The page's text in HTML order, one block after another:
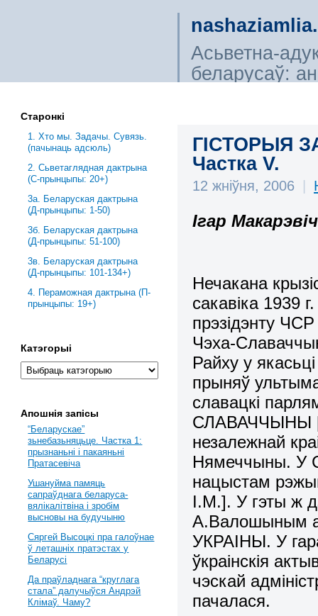
Асьветна-
беларусаў:
ГІСТОРЫЯ
Частка V.
12 жніўня, 2006 |
Ігар Макарэвіч
Нечакана
сакавіка 1939
прэзідэнту
Чэха-
Райху у
прыняў
славацкі
СЛАВАЧЧЫНЫ
незалежнай
Нямеччыны. У
нацыстам
І.М.]. У гэты ж
А.Валошыным
УКРАІНЫ. У
ўкраінскія
чэскай
пачалася.
Старонкі
1. Хто мы. Задачы. Сувязь.
(пачынаць адсюль)
2. Сьветаглядная дактрына
(С-прынцыпы: 20+)
3a. Беларуская дактрына
(Д-прынцыпы: 1-50)
3б. Беларуская дактрына
(Д-прынцыпы: 51-100)
3в. Беларуская дактрына
(Д-прынцыпы: 101-134+)
4. Пераможная дактрына (П-
прынцыпы: 19+)
Катэгорыі
Апошнія запісы
“Беларускае”
зьнебазьняцьце. Частка 1:
прызнаньні і пакаяньні
Пратасевіча
Ушануйма памяць
сапраўднага беларуса-
вялікалітвіна і зробім
высновы на будучыню
Сяргей Высоцкі пра галоўнае
ў леташніх пратэстах у
Беларусі
Да праўладнага “круглага
стала” далучыўся Андрэй
Клімаў. Чаму?